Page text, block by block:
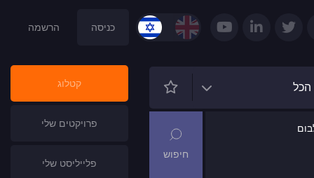
כניסה הרשמה
הכל קטלוג
פרויקטים שלי
פלייליסט שלי